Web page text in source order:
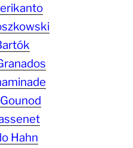
Hahn